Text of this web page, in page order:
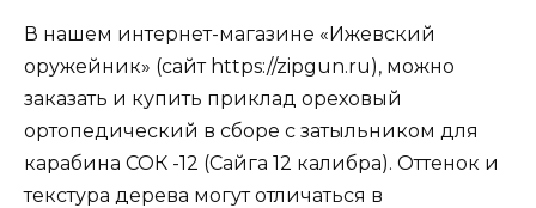
В нашем интернет-магазине «Ижевский
оружейник» (сайт https://zipgun.ru), можно
заказать и купить приклад ореховый
ортопедический в сборе с затыльником для
карабина СОК -12 (Сайга 12 калибра). Оттенок и
текстура дерева могут отличаться в